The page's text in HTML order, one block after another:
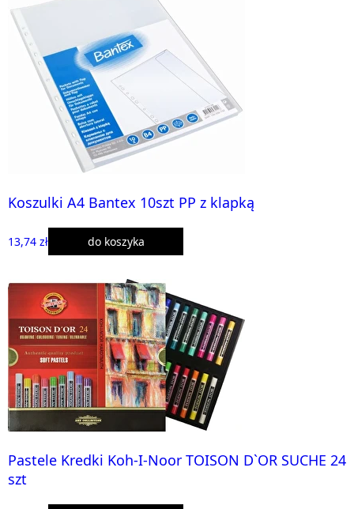
Koszulki A4 Bantex 10szt PP z klapką
13,74 zł do koszyka
Pastele Kredki Koh-I-Noor TOISON D`OR SUCHE 24
szt